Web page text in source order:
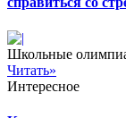
Школьные
Читать»
Интересное